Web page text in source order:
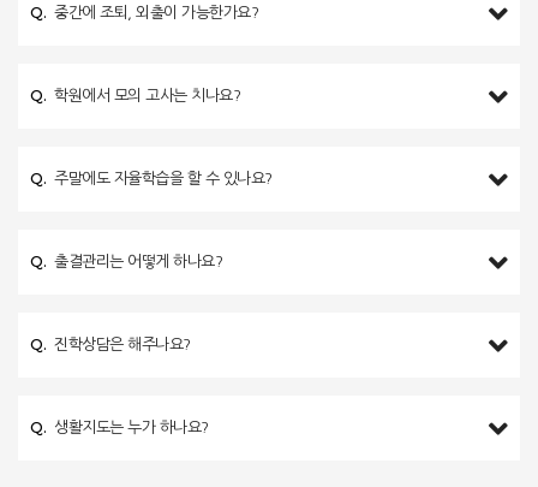
Q. 중간에 조퇴, 외출이 가능한가요?
Q. 학원에서 모의 고사는 치나요?
Q. 주말에도 자율학습을 할 수 있나요?
Q. 출결관리는 어떻게 하나요?
Q. 진학상담은 해주나요?
Q. 생활지도는 누가 하나요?